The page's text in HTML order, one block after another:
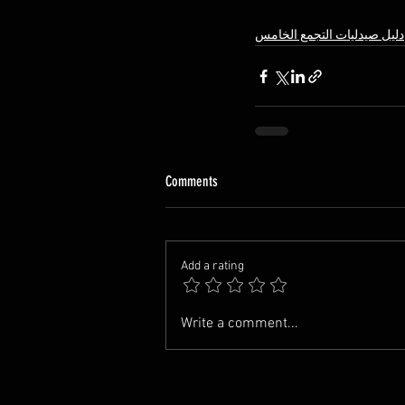
دليل صيدليات التجمع الخامس
Comments
Add a rating
Write a comment...